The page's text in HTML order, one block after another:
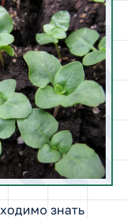
знать